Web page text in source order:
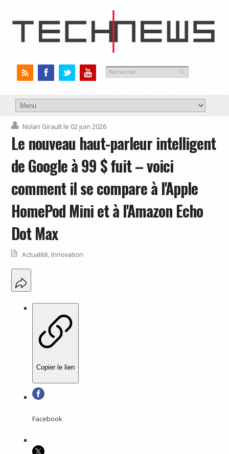
Nolan Girault le 02 juin 2026
Le nouveau haut-parleur intelligent
de Google à 99 $ fuit – voici
comment il se compare à l'Apple
HomePod Mini et à l'Amazon Echo
Dot Max
Actualité, Innovation
Copier le lien
Facebook